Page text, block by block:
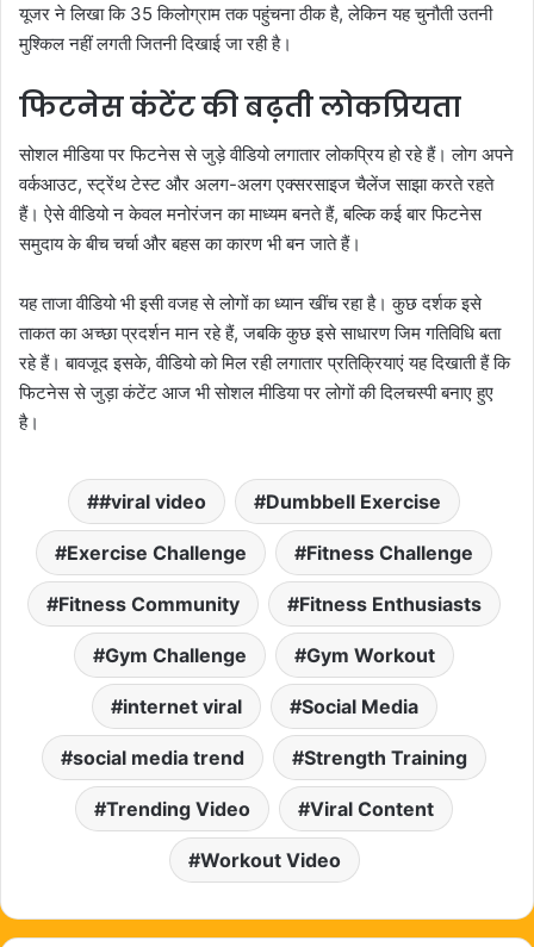
यूजर ने लिखा कि 35 किलोग्राम तक पहुंचना ठीक है, लेकिन यह चुनौती उतनी
मुश्किल नहीं लगती जितनी दिखाई जा रही है।
फिटनेस कंटेंट की बढ़ती लोकप्रियता
सोशल मीडिया पर फिटनेस से जुड़े वीडियो लगातार लोकप्रिय हो रहे हैं। लोग अपने
वर्कआउट, स्ट्रेंथ टेस्ट और अलग-अलग एक्सरसाइज चैलेंज साझा करते रहते
हैं। ऐसे वीडियो न केवल मनोरंजन का माध्यम बनते हैं, बल्कि कई बार फिटनेस
समुदाय के बीच चर्चा और बहस का कारण भी बन जाते हैं।
यह ताजा वीडियो भी इसी वजह से लोगों का ध्यान खींच रहा है। कुछ दर्शक इसे
ताकत का अच्छा प्रदर्शन मान रहे हैं, जबकि कुछ इसे साधारण जिम गतिविधि बता
रहे हैं। बावजूद इसके, वीडियो को मिल रही लगातार प्रतिक्रियाएं यह दिखाती हैं कि
फिटनेस से जुड़ा कंटेंट आज भी सोशल मीडिया पर लोगों की दिलचस्पी बनाए हुए
है।
#viral video Dumbbell Exercise
Exercise Challenge Fitness Challenge
Fitness Community Fitness Enthusiasts
Gym Challenge Gym Workout
internet viral Social Media
social media trend Strength Training
Trending Video Viral Content
Workout Video